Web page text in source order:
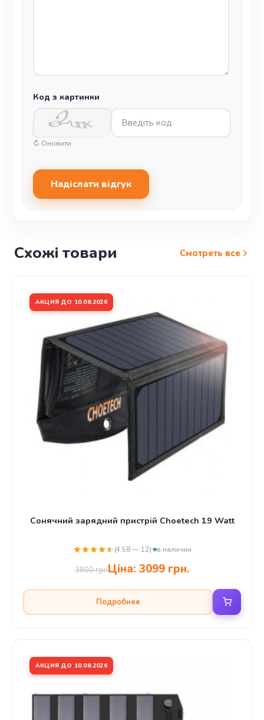
Код з картинки
↻ Оновити
Надіслати відгук
Схожі товари Смотреть все
АКЦИЯ ДО 10.08.2026
Сонячний зарядний пристрій Choetech 19 Watt
(4.58 — 12) в наличии
3800 грнЦіна: 3099 грн.
Подробнее
АКЦИЯ ДО 10.08.2026